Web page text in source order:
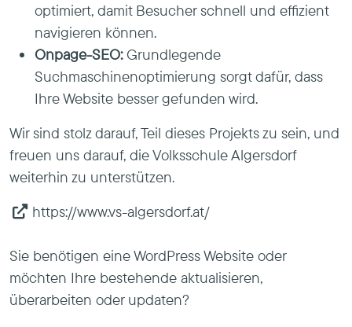
optimiert, damit Besucher schnell und effizient
navigieren können.
Onpage-SEO:Grundlegende
Suchmaschinenoptimierung sorgt dafür, dass
Ihre Website besser gefunden wird.
Wir sind stolz darauf, Teil dieses Projekts zu sein, und
freuen uns darauf, die Volksschule Algersdorf
weiterhin zu unterstützen.
https://www.vs-algersdorf.at/
Sie benötigen eine WordPress Website oder
möchten Ihre bestehende aktualisieren,
überarbeiten oder updaten?